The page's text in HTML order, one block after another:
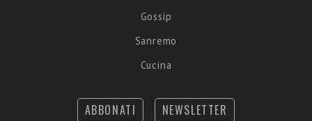
Gossip
Sanremo
Cucina
ABBONATI NEWSLETTER